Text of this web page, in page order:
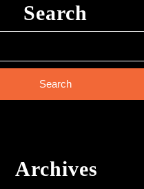
Search
Archives